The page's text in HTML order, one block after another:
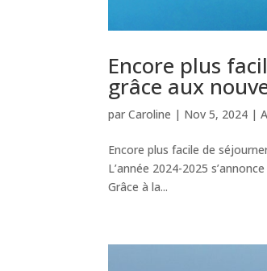
Encore plus
grâce aux
parCaroline | Nov 5, 2024 |
Encore plus facile de
L’année 2024-2025
Grâce à la...